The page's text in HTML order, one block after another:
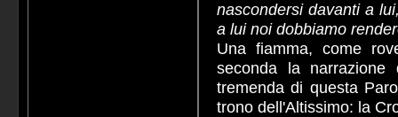
nascondersi davanti a
a lui noi dobbiamo
Una fiamma, come
seconda la
tremenda di questa
trono dell'Altissimo: la